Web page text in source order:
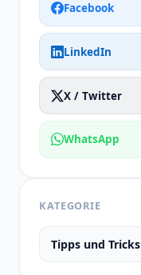
Facebook
LinkedIn
X / Twitter
WhatsApp
KATEGORIE
Tipps und Tricks